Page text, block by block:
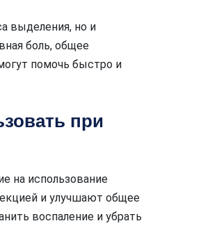
выделения, но и
боль, общее
помочь быстро и
при
на использование
и улучшают общее
воспаление и убрать